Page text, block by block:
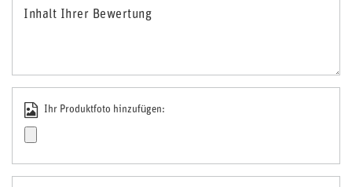
Inhalt Ihrer Bewertung
Ihr Produktfoto hinzufügen: